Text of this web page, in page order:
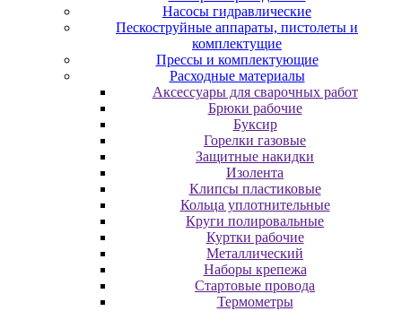
Насосы гидравлические
Пескоструйные аппараты, пистолеты и
комплектущие
Прессы и комплектующие
Расходные материалы
Аксессуары для сварочных работ
Брюки рабочие
Буксир
Горелки газовые
Защитные накидки
Изолента
Клипсы пластиковые
Кольца уплотнительные
Круги полировальные
Куртки рабочие
Металлический
Наборы крепежа
Стартовые провода
Термометры